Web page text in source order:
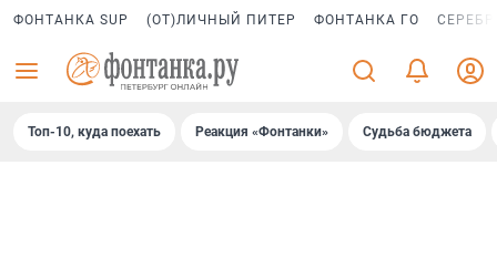
ФОНТАНКА SUP (ОТ)ЛИЧНЫЙ ПИТЕР ФОНТАНКА ГО
Топ-10, куда поехать Реакция «Фонтанки» Судьба бюджета